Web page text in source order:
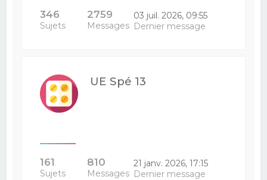
346
Sujets
2759
Messages
03 juil. 2026, 09:55
Dernier message
UE Spé 13
161
Sujets
810
Messages
21 janv. 2026, 17:15
Dernier message